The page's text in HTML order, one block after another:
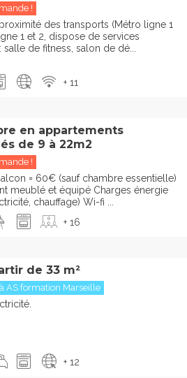
!
des transports (Métro ligne 1
1 et 2, dispose de services
salle de fitness, salon de dé...
+ 11
en appartements
de 9 à 22m2
!
= 60€ (sauf chambre essentielle)
meublé et équipé Charges énergie
chauffage) Wi-fi ...
+ 16
de 33 m²
AS formation Marseille
+ 12